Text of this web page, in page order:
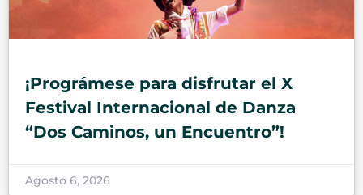
¡Prográmese para disfrutar el X
Festival Internacional de Danza
“Dos Caminos, un Encuentro”!
Agosto 6, 2026